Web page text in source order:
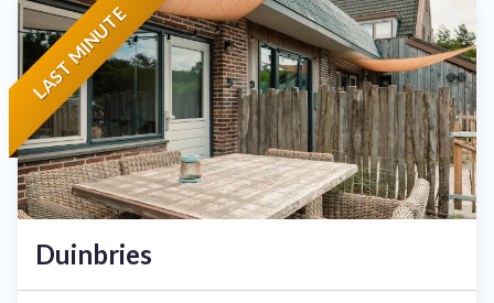
LAST MINUTE
Duinbries